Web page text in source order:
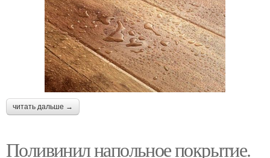
читать дальше →
Поливинил напольное покрытие.